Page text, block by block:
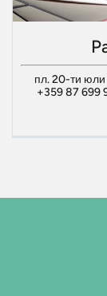
пл. 20-ти
+359 87 699